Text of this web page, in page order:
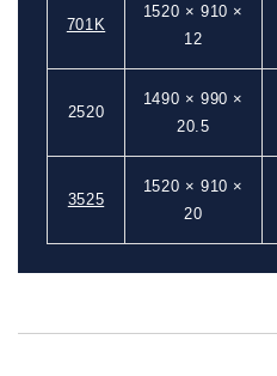
701K
1520 × 910 ×
12
2520
1490 × 990 ×
20.5
3525
1520 × 910 ×
20